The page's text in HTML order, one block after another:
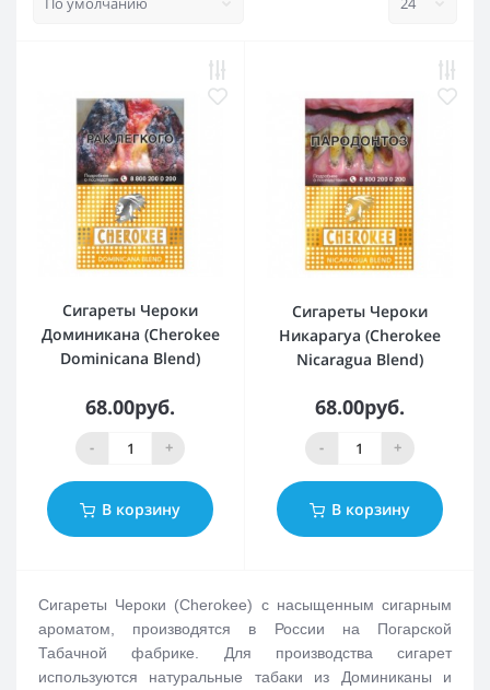
Сигареты Чероки
Доминикана (Cherokee
Dominicana Blend)
68.00руб.
- +
В корзину
Сигареты Чероки
Никарагуа (Cherokee
Nicaragua Blend)
68.00руб.
- +
В корзину
Сигареты Чероки (Cherokee) с насыщенным сигарным
ароматом, производятся в России на Погарской
Табачной фабрике. Для производства сигарет
используются натуральные табаки из Доминиканы и